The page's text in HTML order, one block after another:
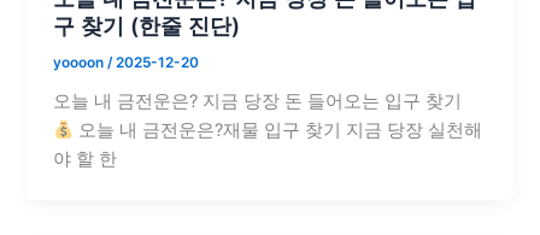
구 찾기 (한줄 진단)
yoooon /2025-12-20
오늘 내 금전운은? 지금 당장 돈 들어오는 입구 찾기
오늘 내 금전운은?재물 입구 찾기 지금 당장 실천해
야 할 한